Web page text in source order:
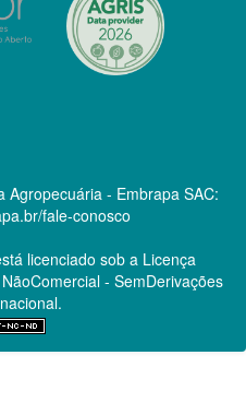
Agropecuária - Embrapa SAC:
fale-conosco
licenciado sob a Licença
- SemDerivações